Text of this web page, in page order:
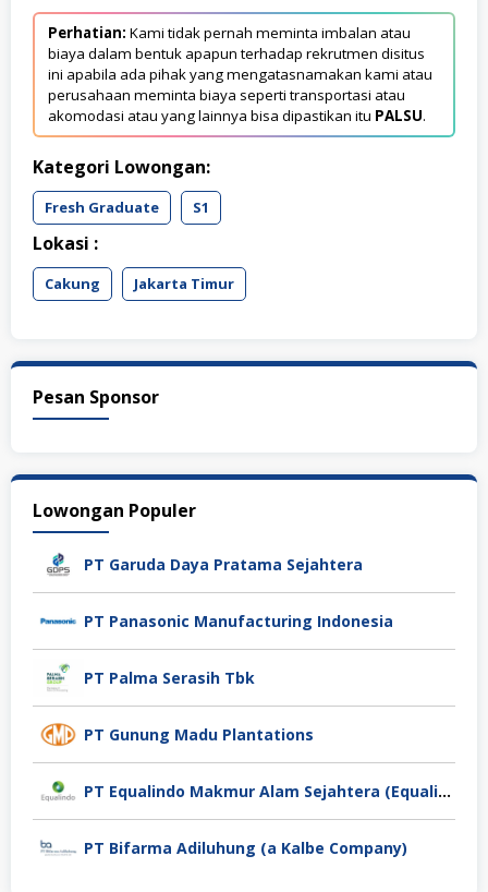
Perhatian: Kami tidak pernah meminta imbalan atau
biaya dalam bentuk apapun terhadap rekrutmen disitus
ini apabila ada pihak yang mengatasnamakan kami atau
perusahaan meminta biaya seperti transportasi atau
akomodasi atau yang lainnya bisa dipastikan itu PALSU.
Kategori Lowongan:
Fresh Graduate S1
Lokasi :
Cakung Jakarta Timur
Pesan Sponsor
Lowongan Populer
PT Garuda Daya Pratama Sejahtera
PT Panasonic Manufacturing Indonesia
PT Palma Serasih Tbk
PT Gunung Madu Plantations
PT Equalindo Makmur Alam Sejahtera (Equalindo Group)
PT Bifarma Adiluhung (a Kalbe Company)